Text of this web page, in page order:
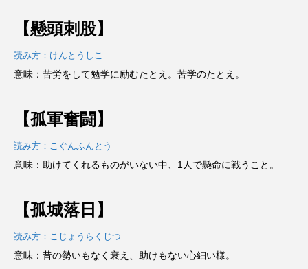
【懸頭刺股】
読み方：けんとうしこ
意味：苦労をして勉学に励むたとえ。苦学のたとえ。
【孤軍奮闘】
読み方：こぐんふんとう
意味：助けてくれるものがいない中、1人で懸命に戦うこと。
【孤城落日】
読み方：こじょうらくじつ
意味：昔の勢いもなく衰え、助けもない心細い様。